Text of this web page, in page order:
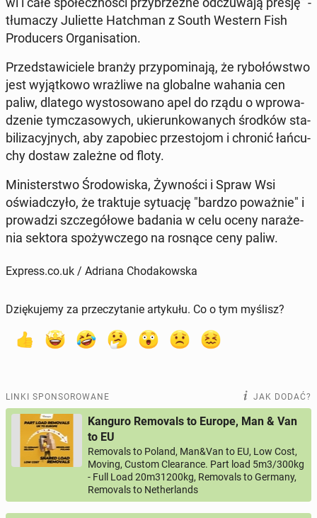
tłu­ma­czy Ju­liet­te Hatch­man z South Western Fish
Pro­du­cers Or­ga­ni­sa­tion.
Przed­sta­wi­cie­le branży przy­po­mi­na­ją, że ry­bo­łów­stwo
jest wy­jąt­ko­wo wraż­li­we na glo­bal­ne wahania cen
paliw, dlatego wy­sto­so­wa­no apel do rządu o wpro­wa­
dze­nie tym­cza­so­wych, ukie­run­ko­wa­nych środków sta­
bi­li­za­cyj­nych, aby za­po­biec prze­sto­jom i chronić łań­cu­
chy dostaw zależne od floty.
Mi­ni­ster­stwo Śro­do­wi­ska, Żyw­no­ści i Spraw Wsi
oświad­czy­ło, że trak­tu­je sy­tu­ację "bardzo po­waż­nie" i
pro­wa­dzi szcze­gó­ło­we badania w celu oceny na­ra­że­
nia sektora spo­żyw­cze­go na rosnące ceny paliw.
Express.co.uk / Adriana Chodakowska
Dziękujemy za przeczytanie artykułu. Co o tym myślisz?
LINKI SPONSOROWANE JAK DODAĆ?
Kanguro Removals to Europe, Man & Van
to EU
Removals to Poland, Man&Van to EU, Low Cost,
Moving, Custom Clearance. Part load 5m3/300kg
- Full Load 20m31200kg, Removals to Germany,
Removals to Netherlands